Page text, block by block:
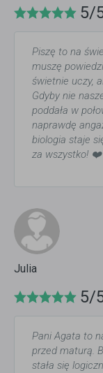
5/
​Piszę to na
muszę
świetnie uczy,
Gdyby nie
poddała w
naprawdę
biologia staje
za wszystko! ❤️
Julia
5/
Pani Agata to
przed maturą.
stała się